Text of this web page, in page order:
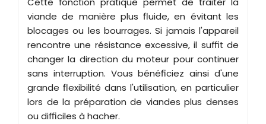
viande de manière plus fluide, en évitant les
blocages ou les bourrages. Si jamais l'appareil
rencontre une résistance excessive, il suffit de
changer la direction du moteur pour continuer
sans interruption. Vous bénéficiez ainsi d'une
grande flexibilité dans l'utilisation, en particulier
lors de la préparation de viandes plus denses
ou difficiles à hacher.